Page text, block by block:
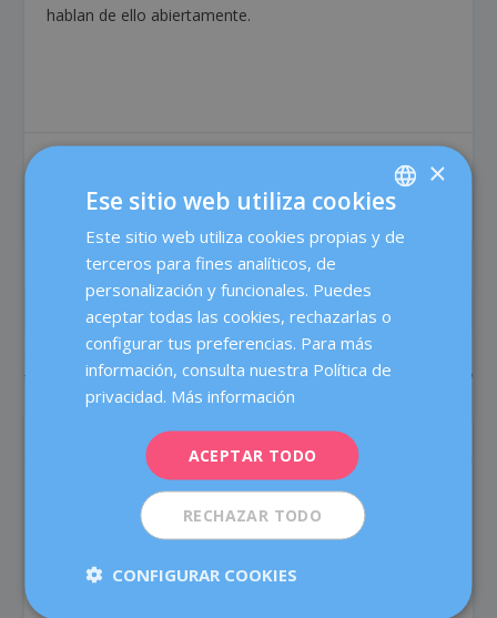
hablan de ello abiertamente.
ANTERIOR
Congelar óvulos: lo que no
te han contado
SIGUIENTE
ovario?
SOBRE EL AUTOR
SPANISH
×
Ese sitio web utiliza cookies
Este sitio web utiliza cookies propias y de
terceros para fines analíticos, de
personalización y funcionales. Puedes
aceptar todas las cookies, rechazarlas o
configurar tus preferencias. Para más
información, consulta nuestra Política de
privacidad. Más información
ACEPTAR TODO
RECHAZAR TODO
CONFIGURAR COOKIES